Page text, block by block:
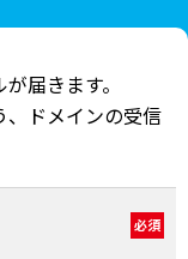
届きます。
ドメインの受信
必須